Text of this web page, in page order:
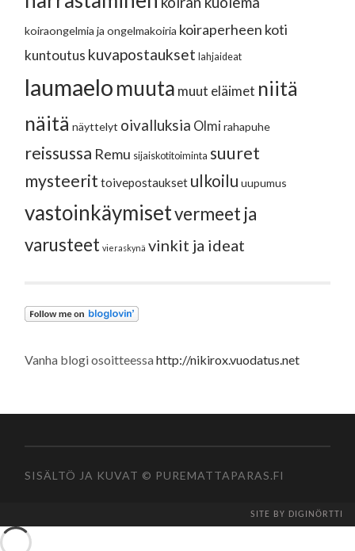
koiraongelmia ja ongelmakoiria koiraperheen koti
kuntoutus kuvapostaukset lahjaideat
laumaelomuuta muut eläimet niitä
näitä näyttelyt oivalluksia Olmi rahapuhe
reissussa Remu sijaiskotitoiminta suuret
mysteerit toivepostaukset ulkoilu uupumus
vastoinkäymisetvermeet ja
varusteet vieraskynä vinkit ja ideat
Vanha blogi osoitteessahttp://nikirox.vuodatus.net
SISÄLTÖ JA KUVAT © PUREMATTAPARAS.FI
SITE BY DIGINÖRTTI